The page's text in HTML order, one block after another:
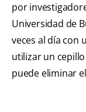
por
Universidad de
veces al día con
utilizar un
puede eliminar